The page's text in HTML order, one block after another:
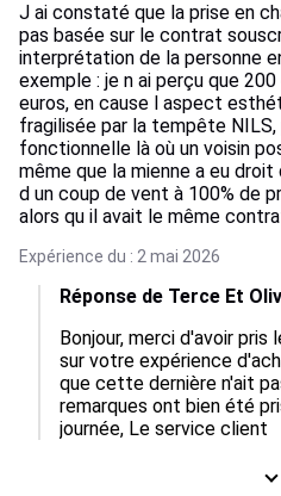
J ai constaté que la prise en
pas basée sur le contrat
interprétation de la personne
exemple : je n ai perçu que
euros, en cause l aspect
fragilisée par la tempête
fonctionnelle là où un voisin
même que la mienne a eu
d un coup de vent à 100% de
alors qu il avait le même
Expérience du : 2 mai 2026
Réponse de Terce Et
Bonjour, merci d'avoir pris
sur votre expérience
que cette dernière n'ait
remarques ont bien été
journée, Le service client